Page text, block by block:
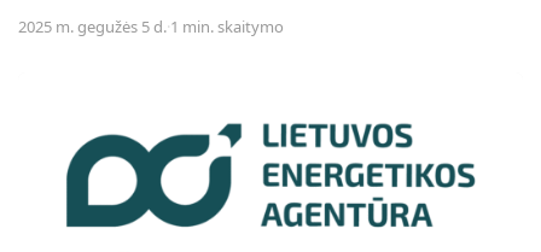
2025 m. gegužės 5 d.·1 min. skaitymo